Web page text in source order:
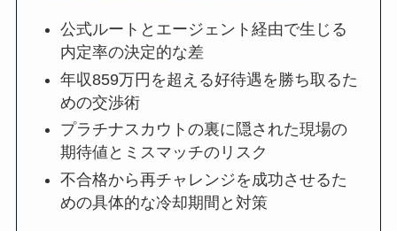
公式ルートとエージェント経由で生じる
内定率の決定的な差
年収859万円を超える好待遇を勝ち取るた
めの交渉術
プラチナスカウトの裏に隠された現場の
期待値とミスマッチのリスク
不合格から再チャレンジを成功させるた
めの具体的な冷却期間と対策